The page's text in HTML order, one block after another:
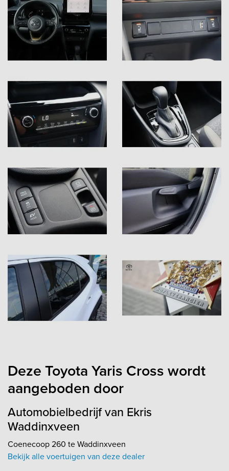
Deze Toyota Yaris Cross wordt
aangeboden door
Automobielbedrijf van Ekris
Waddinxveen
Coenecoop 260 te Waddinxveen
Bekijk alle voertuigen van deze dealer